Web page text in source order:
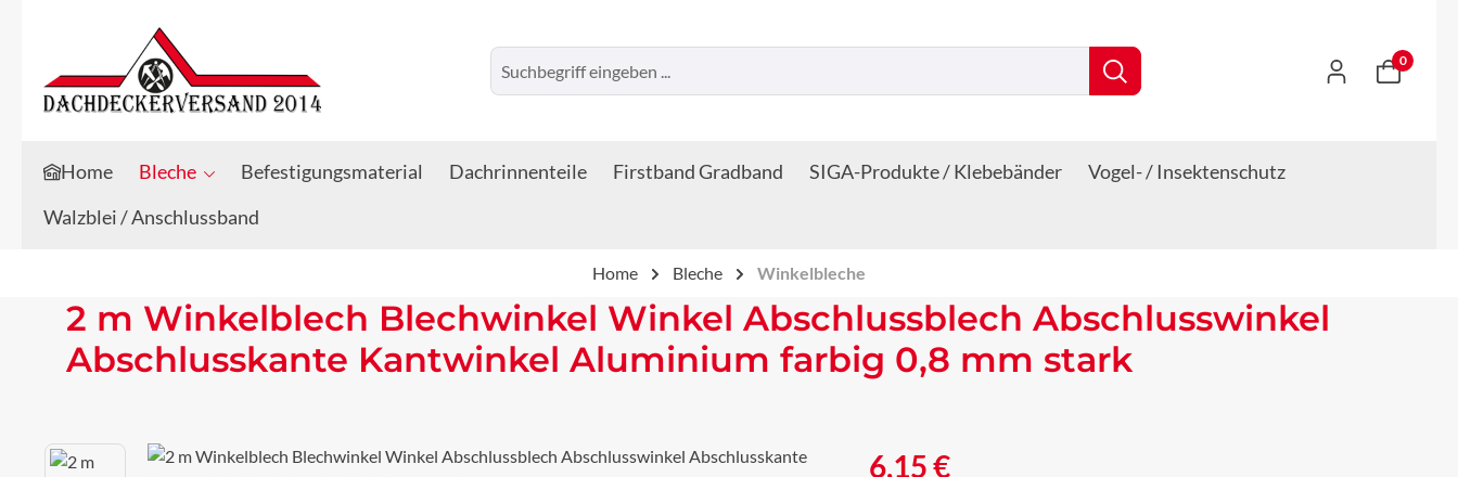
Zum Hauptinhalt springen
Zur Suche springen
0
Home Bleche Befestigungsmaterial Dachrinnenteile Firstband Gradband SIGA-Produkte / Klebebänder
Vogel- / Insektenschutz
Walzblei / Anschlussband
Home Bleche Winkelbleche
2 m Winkelblech Blechwinkel Winkel Abschlussblech Abschlusswinkel
Abschlusskante Kantwinkel Aluminium farbig 0,8 mm stark
Bildergalerie überspringen Regulärer Preis:
6,15 €